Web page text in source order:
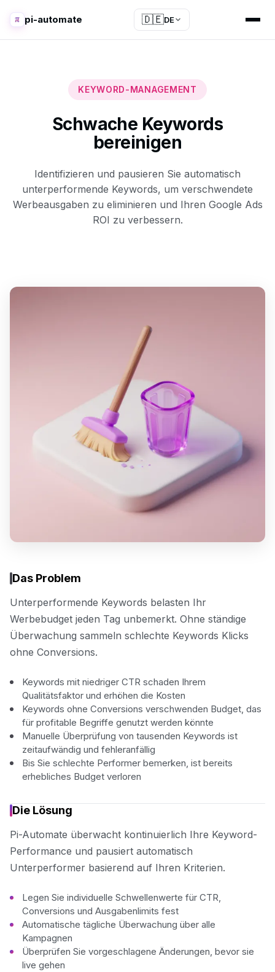
pi-automate 🇩🇪DE
KEYWORD-MANAGEMENT
Schwache Keywords
bereinigen
Identifizieren und pausieren Sie automatisch
unterperformende Keywords, um verschwendete
Werbeausgaben zu eliminieren und Ihren Google Ads
ROI zu verbessern.
Das Problem
Unterperformende Keywords belasten Ihr
Werbebudget jeden Tag unbemerkt. Ohne ständige
Überwachung sammeln schlechte Keywords Klicks
ohne Conversions.
Keywords mit niedriger CTR schaden Ihrem
Qualitätsfaktor und erhöhen die Kosten
Keywords ohne Conversions verschwenden Budget, das
für profitable Begriffe genutzt werden könnte
Manuelle Überprüfung von tausenden Keywords ist
zeitaufwändig und fehleranfällig
Bis Sie schlechte Performer bemerken, ist bereits
erhebliches Budget verloren
Die Lösung
Pi-Automate überwacht kontinuierlich Ihre Keyword-
Performance und pausiert automatisch
Unterperformer basierend auf Ihren Kriterien.
Legen Sie individuelle Schwellenwerte für CTR,
Conversions und Ausgabenlimits fest
Automatische tägliche Überwachung über alle
Kampagnen
Überprüfen Sie vorgeschlagene Änderungen, bevor sie
live gehen